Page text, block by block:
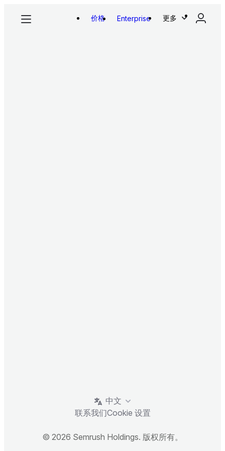
价格 Enterprise 更多
中文
联系我们Cookie 设置
© 2026 Semrush Holdings. 版权所有。